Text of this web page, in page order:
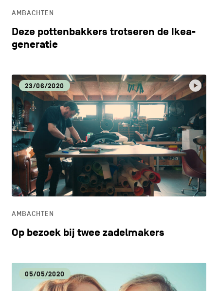
AMBACHTEN
Deze pottenbakkers trotseren de Ikea-
generatie
23/06/2020
AMBACHTEN
Op bezoek bij twee zadelmakers
05/05/2020